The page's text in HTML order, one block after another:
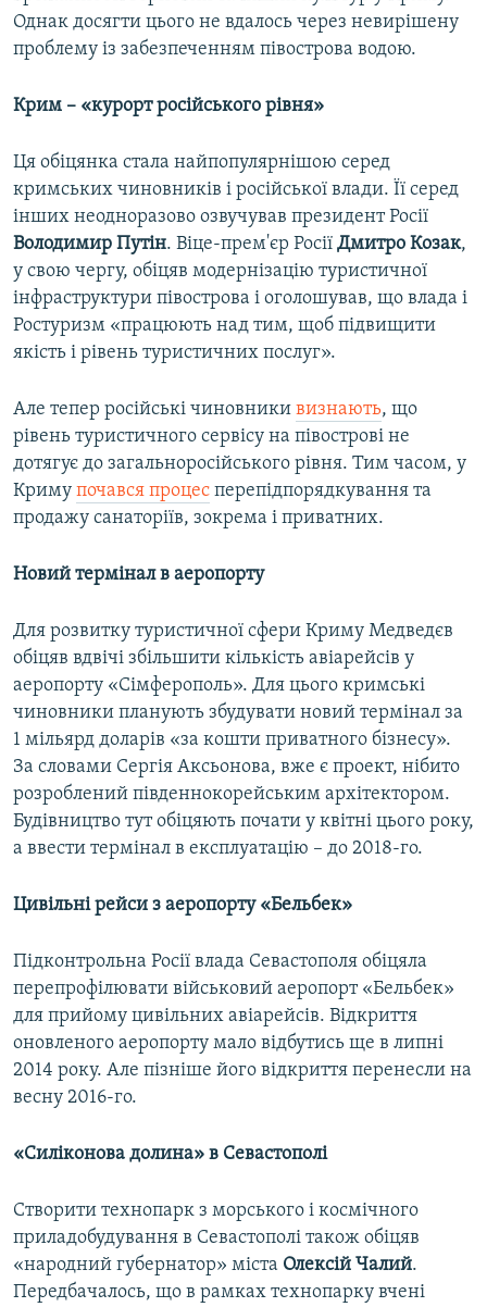
Однак досягти цього не вдалось через невирішену
проблему із забезпеченням півострова водою.
Крим – «курорт російського рівня»
Ця обіцянка стала найпопулярнішою серед
кримських чиновників і російської влади. Її серед
інших неодноразово озвучував президент Росії
Володимир Путін. Віце-прем'єр Росії Дмитро Козак,
у свою чергу, обіцяв модернізацію туристичної
інфраструктури півострова і оголошував, що влада і
Ростуризм «працюють над тим, щоб підвищити
якість і рівень туристичних послуг».
Але тепер російські чиновники визнають, що
рівень туристичного сервісу на півострові не
дотягує до загальноросійського рівня. Тим часом, у
Криму почався процес перепідпорядкування та
продажу санаторіїв, зокрема і приватних.
Новий термінал в аеропорту
Для розвитку туристичної сфери Криму Медведєв
обіцяв вдвічі збільшити кількість авіарейсів у
аеропорту «Сімферополь». Для цього кримські
чиновники планують збудувати новий термінал за
1 мільярд доларів «за кошти приватного бізнесу».
За словами Сергія Аксьонова, вже є проект, нібито
розроблений південнокорейським архітектором.
Будівництво тут обіцяють почати у квітні цього року,
а ввести термінал в експлуатацію – до 2018-го.
Цивільні рейси з аеропорту «Бельбек»
Підконтрольна Росії влада Севастополя обіцяла
перепрофілювати військовий аеропорт «Бельбек»
для прийому цивільних авіарейсів. Відкриття
оновленого аеропорту мало відбутись ще в липні
2014 року. Але пізніше його відкриття перенесли на
весну 2016-го.
«Силіконова долина» в Севастополі
Створити технопарк з морського і космічного
приладобудування в Севастополі також обіцяв
«народний губернатор» міста Олексій Чалий.
Передбачалось, що в рамках технопарку вчені